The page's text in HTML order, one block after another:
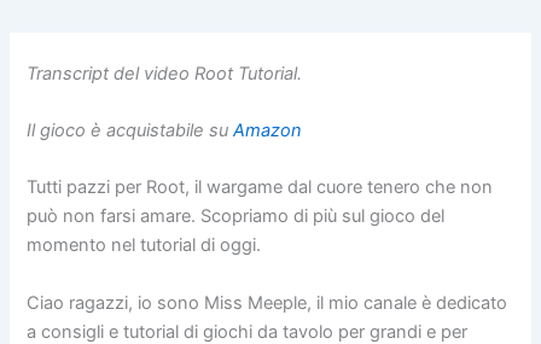
Transcript del video Root Tutorial.
Il gioco è acquistabile suAmazon
Tutti pazzi per Root, il wargame dal cuore tenero che non
può non farsi amare. Scopriamo di più sul gioco del
momento nel tutorial di oggi.
Ciao ragazzi, io sono Miss Meeple, il mio canale è dedicato
a consigli e tutorial di giochi da tavolo per grandi e per